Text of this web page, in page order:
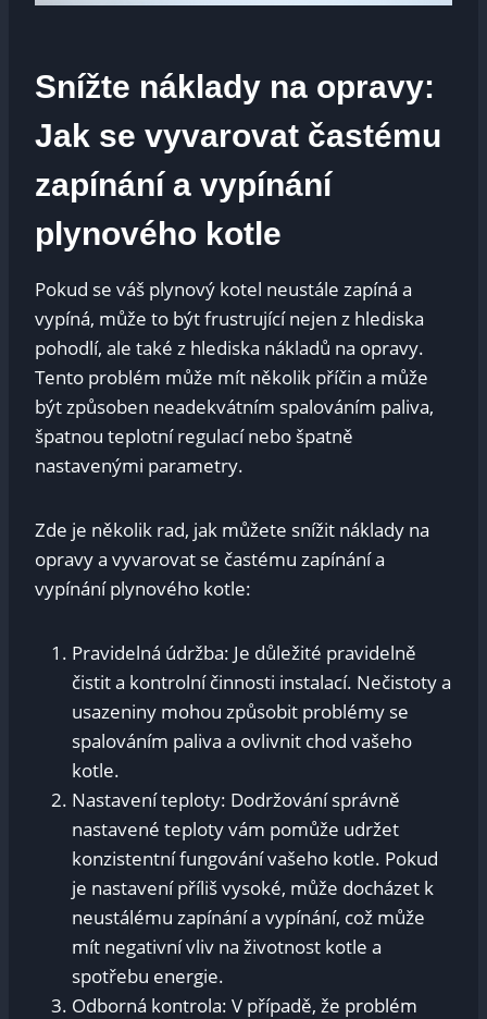
Snížte náklady na opravy:
Jak se vyvarovat častému
zapínání a vypínání
plynového kotle
Pokud se váš plynový kotel neustále zapíná a
vypíná, může to být frustrující nejen z hlediska
pohodlí, ale také z hlediska nákladů na opravy.
Tento problém může mít několik příčin a může
být způsoben neadekvátním spalováním paliva,
špatnou teplotní regulací nebo špatně
nastavenými parametry.
Zde je několik rad, jak můžete snížit náklady na
opravy a vyvarovat se častému zapínání a
vypínání plynového kotle:
Pravidelná údržba: Je důležité pravidelně
čistit a kontrolní činnosti instalací. Nečistoty a
usazeniny mohou způsobit problémy se
spalováním paliva a ovlivnit chod vašeho
kotle.
Nastavení teploty: Dodržování správně
nastavené teploty vám pomůže udržet
konzistentní fungování vašeho kotle. Pokud
je nastavení příliš vysoké, může docházet k
neustálému zapínání a vypínání, což může
mít negativní vliv na životnost kotle a
spotřebu energie.
Odborná kontrola: V případě, že problém